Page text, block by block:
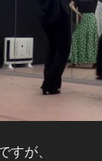
すが、